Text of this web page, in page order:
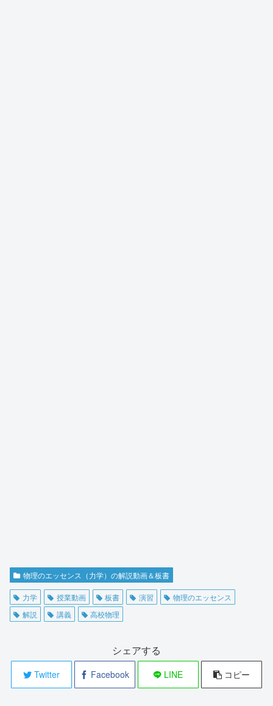
物理のエッセンス（力学）の解説動画＆板書
力学 授業動画 板書 演習
物理のエッセンス
解説
講義 高校物理
シェアする
Twitter Facebook LINE コピー